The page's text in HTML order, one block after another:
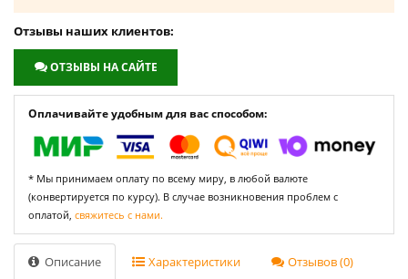
Отзывы наших клиентов:
ОТЗЫВЫ НА САЙТЕ
Оплачивайте удобным для вас способом:
* Мы принимаем оплату по всему миру, в любой валюте
(конвертируется по курсу). В случае возникновения проблем с
оплатой, свяжитесь с нами.
Описание Характеристики Отзывов (0)